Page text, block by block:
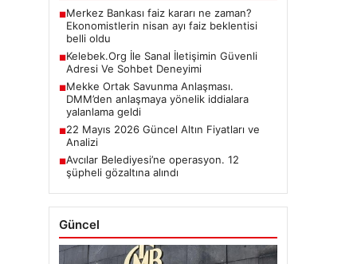
■Merkez Bankası faiz kararı ne zaman?
Ekonomistlerin nisan ayı faiz beklentisi
belli oldu
■Kelebek.Org İle Sanal İletişimin Güvenli
Adresi Ve Sohbet Deneyimi
■Mekke Ortak Savunma Anlaşması.
DMM’den anlaşmaya yönelik iddialara
yalanlama geldi
■22 Mayıs 2026 Güncel Altın Fiyatları ve
Analizi
■Avcılar Belediyesi’ne operasyon. 12
şüpheli gözaltına alındı
Güncel